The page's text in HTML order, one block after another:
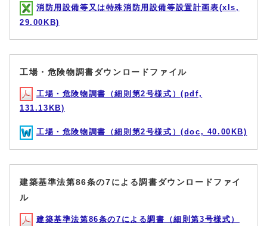
消防用設備等又は特殊消防用設備等設置計画表(xls,
29.00KB)
工場・危険物調書ダウンロードファイル
工場・危険物調書（細則第2号様式）(pdf,
131.13KB)
工場・危険物調書（細則第2号様式）(doc, 40.00KB)
建築基準法第86条の7による調書ダウンロードファイ
ル
建築基準法第86条の7による調書（細則第3号様式）